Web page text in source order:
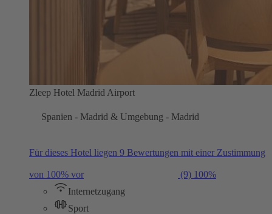
Zleep Hotel Madrid Airport
Spanien - Madrid & Umgebung - Madrid
Für dieses Hotel liegen 9 Bewertungen mit einer Zustimmung
von 100% vor (9) 100%
Internetzugang
Sport